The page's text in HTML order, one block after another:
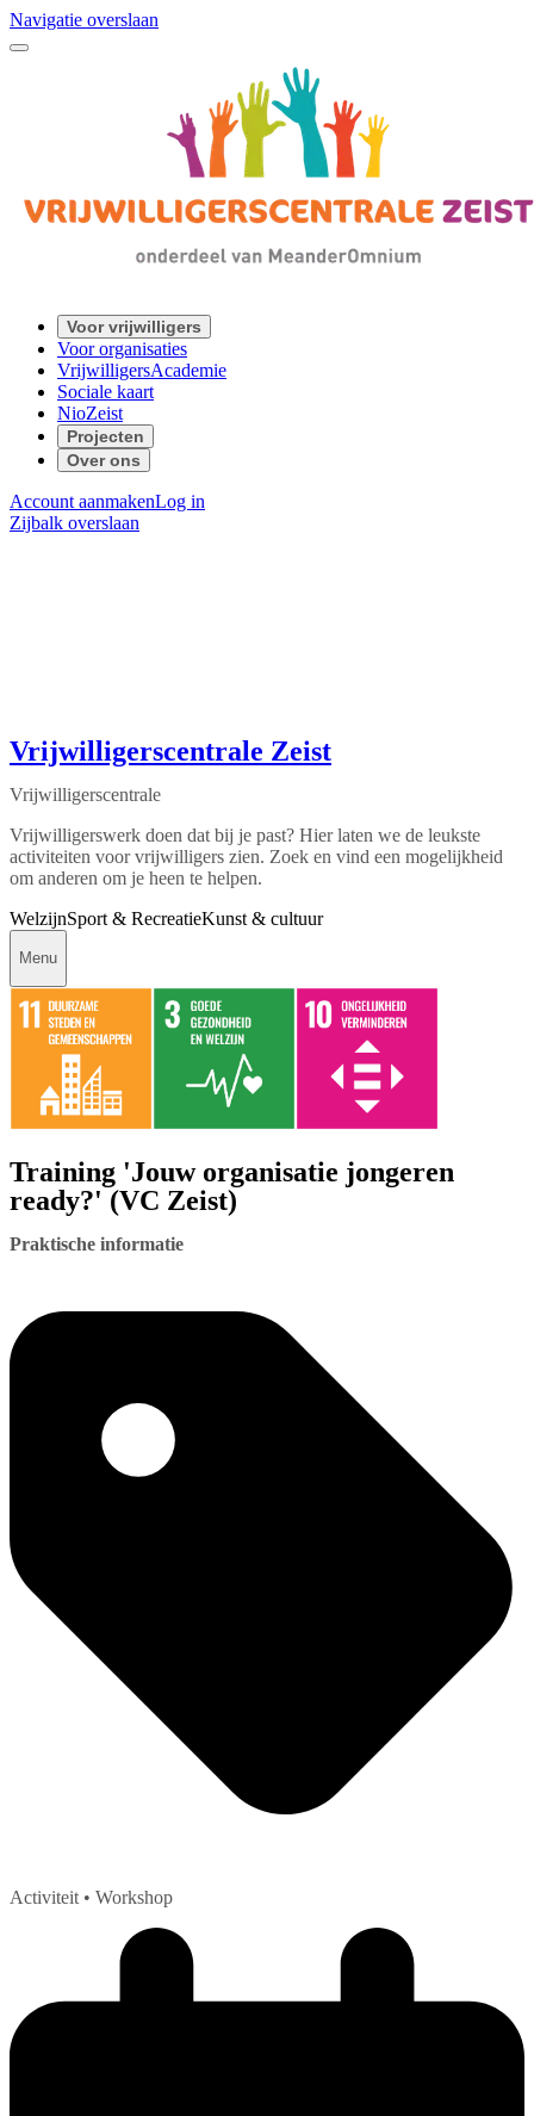
Navigatie overslaan
Voor vrijwilligers
Voor organisaties
VrijwilligersAcademie
Sociale kaart
NioZeist
Projecten
Over ons
Account aanmakenLog in
Zijbalk overslaan
Vrijwilligerscentrale Zeist
Vrijwilligerscentrale
Vrijwilligerswerk doen dat bij je past? Hier laten we de leukste
activiteiten voor vrijwilligers zien. Zoek en vind een mogelijkheid
om anderen om je heen te helpen.
WelzijnSport & RecreatieKunst & cultuur
Menu
Training 'Jouw organisatie jongeren
ready?' (VC Zeist)
Praktische informatie
Activiteit • Workshop